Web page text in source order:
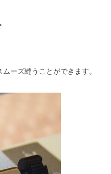
ーズ縫うことができます。